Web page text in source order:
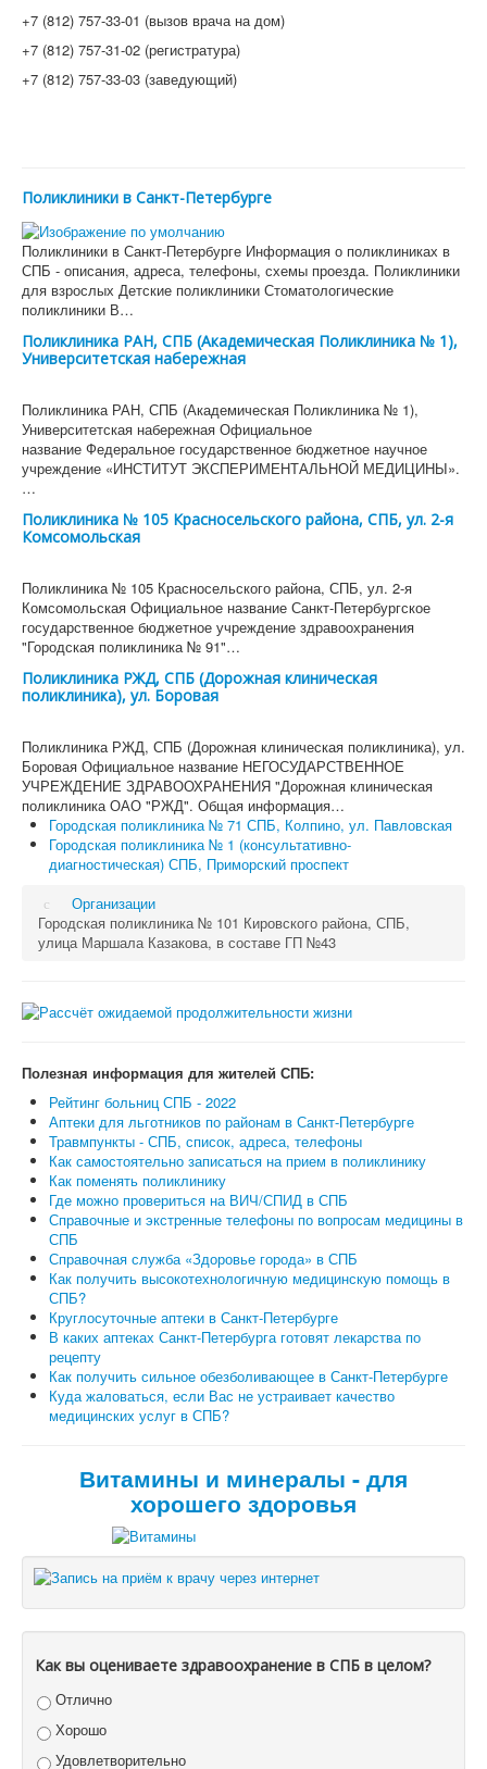
+7 (812) 757-33-01 (вызов врача на дом)
+7 (812) 757-31-02 (регистратура)
+7 (812) 757-33-03 (заведующий)
Поликлиники в Санкт-Петербурге
Поликлиники в Санкт-Петербурге Информация о поликлиниках в
СПБ - описания, адреса, телефоны, схемы проезда. Поликлиники
для взрослых Детские поликлиники Стоматологические
поликлиники В…
Поликлиника РАН, СПБ (Академическая Поликлиника № 1),
Университетская набережная
Поликлиника РАН, СПБ (Академическая Поликлиника № 1),
Университетская набережная Официальное
название Федеральное государственное бюджетное научное
учреждение «ИНСТИТУТ ЭКСПЕРИМЕНТАЛЬНОЙ МЕДИЦИНЫ».
…
Поликлиника № 105 Красносельского района, СПБ, ул. 2-я
Комсомольская
Поликлиника № 105 Красносельского района, СПБ, ул. 2-я
Комсомольская Официальное название Санкт-Петербургское
государственное бюджетное учреждение здравоохранения
"Городская поликлиника № 91"…
Поликлиника РЖД, СПБ (Дорожная клиническая
поликлиника), ул. Боровая
Поликлиника РЖД, СПБ (Дорожная клиническая поликлиника), ул.
Боровая Официальное название НЕГОСУДАРСТВЕННОЕ
УЧРЕЖДЕНИЕ ЗДРАВООХРАНЕНИЯ "Дорожная клиническая
поликлиника ОАО "РЖД". Общая информация…
Городская поликлиника № 71 СПБ, Колпино, ул. Павловская
Городская поликлиника № 1 (консультативно-
диагностическая) СПБ, Приморский проспект
Организации
Городская поликлиника № 101 Кировского района, СПБ,
улица Маршала Казакова, в составе ГП №43
Полезная информация для жителей СПБ:
Рейтинг больниц СПБ - 2022
Аптеки для льготников по районам в Санкт-Петербурге
Травмпункты - СПБ, список, адреса, телефоны
Как самостоятельно записаться на прием в поликлинику
Как поменять поликлинику
Где можно провериться на ВИЧ/СПИД в СПБ
Справочные и экстренные телефоны по вопросам медицины в
СПБ
Справочная служба «Здоровье города» в СПБ
Как получить высокотехнологичную медицинскую помощь в
СПБ?
Круглосуточные аптеки в Санкт-Петербурге
В каких аптеках Санкт-Петербурга готовят лекарства по
рецепту
Как получить сильное обезболивающее в Санкт-Петербурге
Куда жаловаться, если Вас не устраивает качество
медицинских услуг в СПБ?
Витамины и минералы - для
хорошего здоровья
Как вы оцениваете здравоохранение в СПБ в целом?
Отлично
Хорошо
Удовлетворительно